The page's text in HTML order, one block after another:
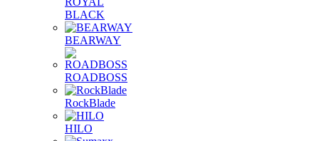
BLACK
BEARWAY
ROADBOSS
RockBlade
HILO